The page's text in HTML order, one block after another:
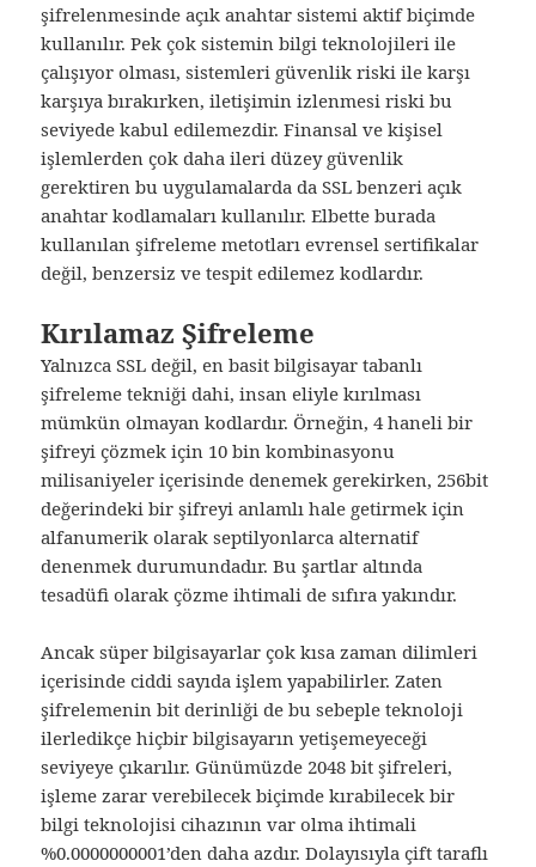
şifrelenmesinde açık anahtar sistemi aktif biçimde
kullanılır. Pek çok sistemin bilgi teknolojileri ile
çalışıyor olması, sistemleri güvenlik riski ile karşı
karşıya bırakırken, iletişimin izlenmesi riski bu
seviyede kabul edilemezdir. Finansal ve kişisel
işlemlerden çok daha ileri düzey güvenlik
gerektiren bu uygulamalarda da SSL benzeri açık
anahtar kodlamaları kullanılır. Elbette burada
kullanılan şifreleme metotları evrensel sertifikalar
değil, benzersiz ve tespit edilemez kodlardır.
Kırılamaz Şifreleme
Yalnızca SSL değil, en basit bilgisayar tabanlı
şifreleme tekniği dahi, insan eliyle kırılması
mümkün olmayan kodlardır. Örneğin, 4 haneli bir
şifreyi çözmek için 10 bin kombinasyonu
milisaniyeler içerisinde denemek gerekirken, 256bit
değerindeki bir şifreyi anlamlı hale getirmek için
alfanumerik olarak septilyonlarca alternatif
denenmek durumundadır. Bu şartlar altında
tesadüfi olarak çözme ihtimali de sıfıra yakındır.
Ancak süper bilgisayarlar çok kısa zaman dilimleri
içerisinde ciddi sayıda işlem yapabilirler. Zaten
şifrelemenin bit derinliği de bu sebeple teknoloji
ilerledikçe hiçbir bilgisayarın yetişemeyeceği
seviyeye çıkarılır. Günümüzde 2048 bit şifreleri,
işleme zarar verebilecek biçimde kırabilecek bir
bilgi teknolojisi cihazının var olma ihtimali
%0.0000000001’den daha azdır. Dolayısıyla çift taraflı